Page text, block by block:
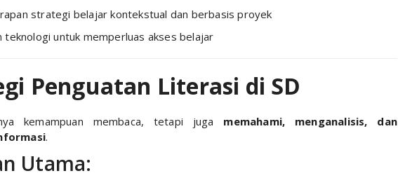
strategi belajar kontekstual dan berbasis proyek
teknologi untuk memperluas akses belajar
Penguatan Literasi di SD
kemampuan membaca, tetapi juga memahami, menganalisis, dan
.
Utama: